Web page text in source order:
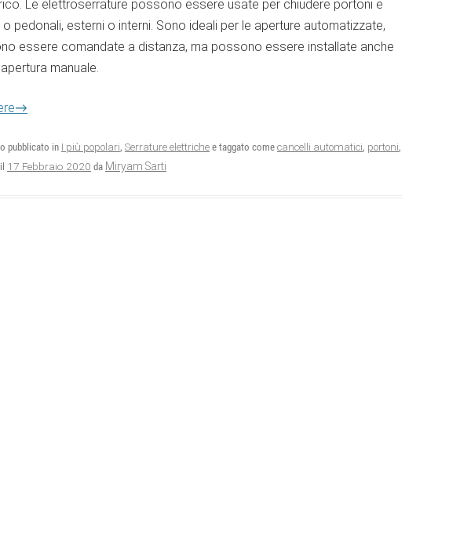
Le elettroserrature possono essere usate per chiudere portoni e
pedonali, esterni o interni. Sono ideali per le aperture automatizzate,
essere comandate a distanza, ma possono essere installate anche
manuale.
→
pubblicato in I più popolari, Serrature elettriche e taggato come cancelli automatici, portoni,
il 17 Febbraio 2020 da Miryam Sarti